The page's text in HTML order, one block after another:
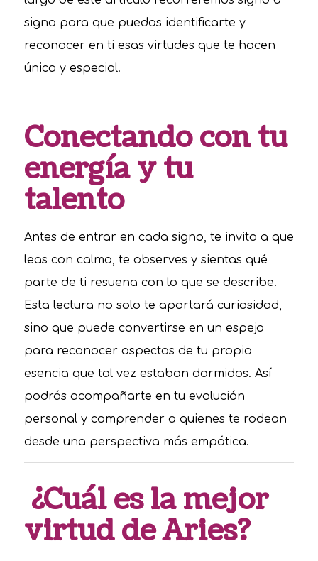
signo para que puedas identificarte y
reconocer en ti esas virtudes que te hacen
única y especial.
Conectando con tu
energía y tu
talento
Antes de entrar en cada signo, te invito a que
leas con calma, te observes y sientas qué
parte de ti resuena con lo que se describe.
Esta lectura no solo te aportará curiosidad,
sino que puede convertirse en un espejo
para reconocer aspectos de tu propia
esencia que tal vez estaban dormidos. Así
podrás acompañarte en tu evolución
personal y comprender a quienes te rodean
desde una perspectiva más empática.
¿Cuál es la mejor
virtud de Aries?